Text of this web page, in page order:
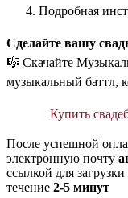
Подробная
Сделайте вашу
🎼 Скачайте
музыкальный баттл,
Купить
После успешной
электронную почту
ссылкой для
течение 2-5 минут